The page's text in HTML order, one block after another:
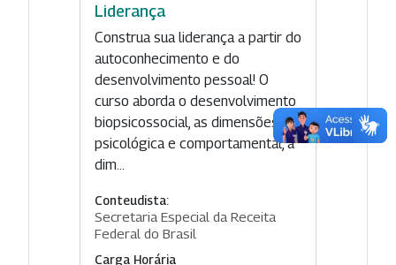
Liderança
Construa sua liderança a partir do
autoconhecimento e do
desenvolvimento pessoal! O
curso aborda o desenvolvimento
biopsicossocial, as dimensões
psicológica e comportamental, a
dim...
Conteudista:
Secretaria Especial da Receita
Federal do Brasil
Carga Horária